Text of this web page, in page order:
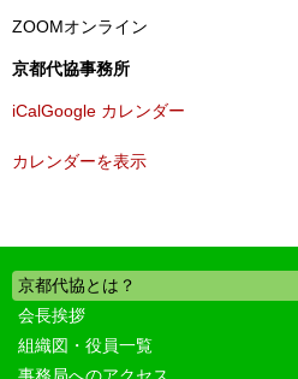
ZOOMオンライン
京都代協事務所
iCalGoogle カレンダー
カレンダーを表示
京都代協とは？
会長挨拶
組織図・役員一覧